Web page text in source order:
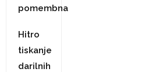
pomembna
Hitro
tiskanje
darilnih